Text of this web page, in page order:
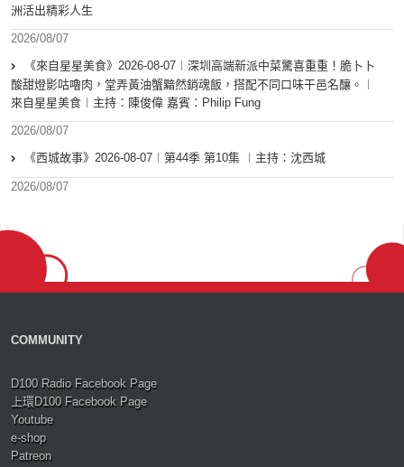
洲活出精彩人生
2026/08/07
《來自星星美食》2026-08-07︱深圳高端新派中菜驚喜重重！脆卜卜
酸甜燈影咕嚕肉，堂弄黃油蟹黯然銷魂飯，搭配不同口味干邑名釀。︱
來自星星美食︱主持：陳俊偉 嘉賓：Philip Fung
2026/08/07
《西城故事》2026-08-07︱第44季 第10集 ︱主持：沈西城
2026/08/07
COMMUNITY
D100 Radio Facebook Page
上環D100 Facebook Page
Youtube
e-shop
Patreon